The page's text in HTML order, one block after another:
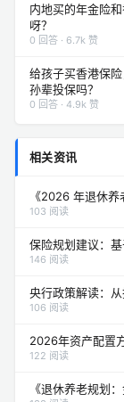
内地买的年金险
呀？
0 回答 · 6.7k 赞
给孩子买香港保
孙辈投保吗？
0 回答 · 4.9k 赞
相关资讯
《2026 年退休养
103 阅读
保险规划建议：
146 阅读
央行政策解读：
106 阅读
2026年资产配置
122 阅读
《退休养老规划